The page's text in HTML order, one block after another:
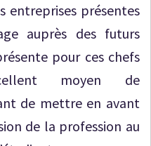
entreprises présentes
auprès des futurs
pour ces chefs
moyen de
de mettre en avant
de la profession au